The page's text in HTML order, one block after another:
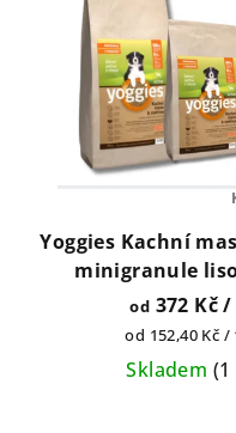
Yoggies Kachní
minigranule
studena s
15kg
od 372 Kč/
Měrná
cena:
od 152,40 Kč /
Skladem (1